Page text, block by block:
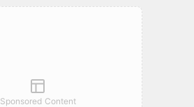
Sponsored Content